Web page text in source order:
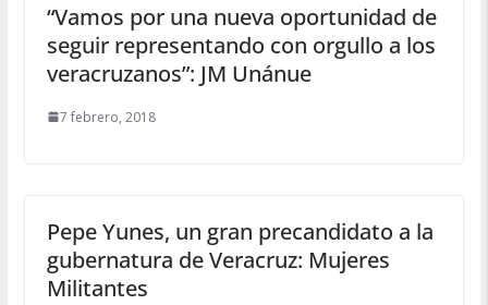
“Vamos por una nueva oportunidad de
seguir representando con orgullo a los
veracruzanos”: JM Unánue
7 febrero, 2018
Pepe Yunes, un gran precandidato a la
gubernatura de Veracruz: Mujeres
Militantes